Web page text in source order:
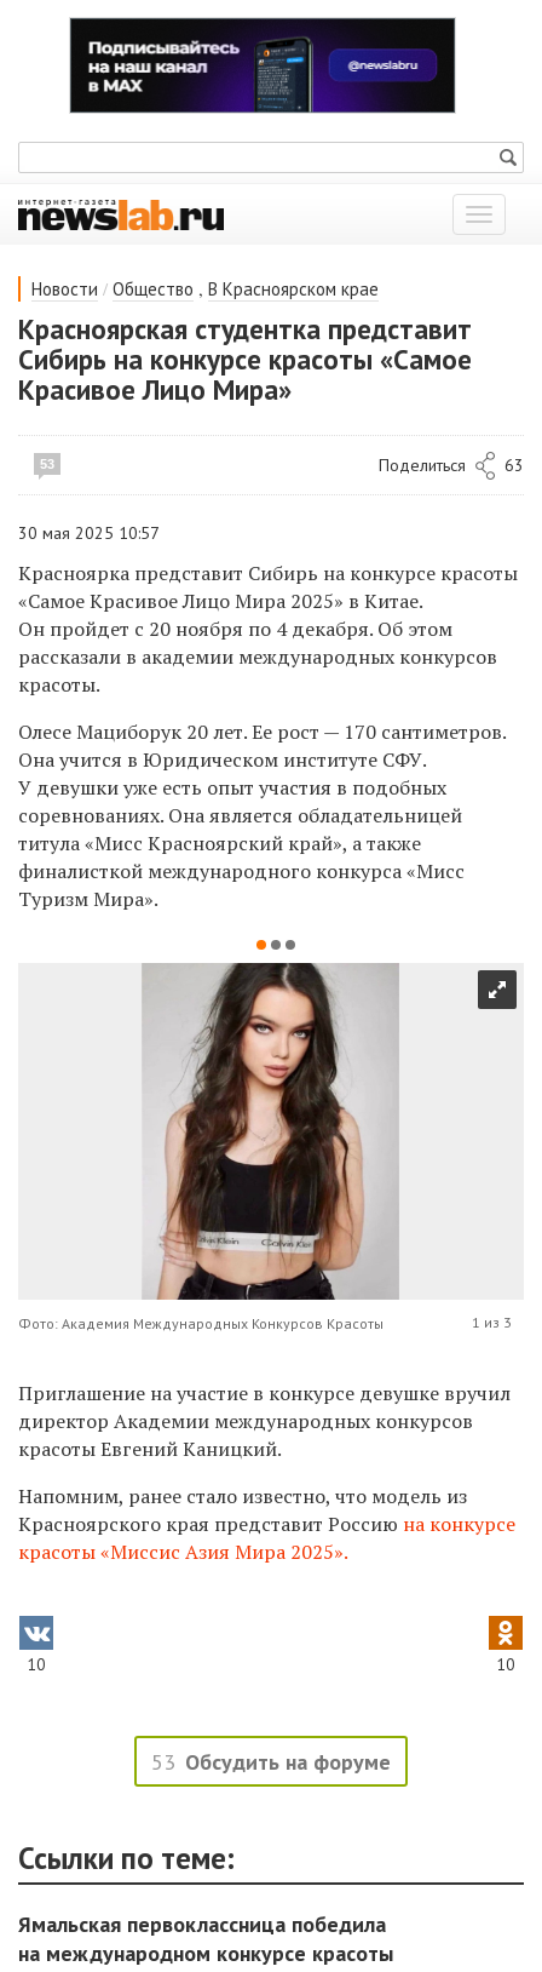
Показать
меню
Новости / Общество , В Красноярском крае
Красноярская студентка представит
Сибирь на конкурсе красоты «Самое
Красивое Лицо Мира»
53 Поделиться 63
30 мая 2025 10:57
Красноярка представит Сибирь на конкурсе красоты
«Самое Красивое Лицо Мира 2025» в Китае.
Он пройдет с 20 ноября по 4 декабря. Об этом
рассказали в академии международных конкурсов
красоты.
Олесе Мациборук 20 лет. Ее рост — 170 сантиметров.
Она учится в Юридическом институте СФУ.
У девушки уже есть опыт участия в подобных
соревнованиях. Она является обладательницей
титула «Мисс Красноярский край», а также
финалисткой международного конкурса «Мисс
Туризм Мира».
Фото: Академия Международных Конкурсов Красоты 1 из 3
Приглашение на участие в конкурсе девушке вручил
директор Академии международных конкурсов
красоты Евгений Каницкий.
Напомним, ранее стало известно, что модель из
Красноярского края представит Россию на конкурсе
красоты «Миссис Азия Мира 2025».
10 10
53 Обсудить на форуме
Ссылки по теме:
Ямальская первоклассница победила
на международном конкурсе красоты